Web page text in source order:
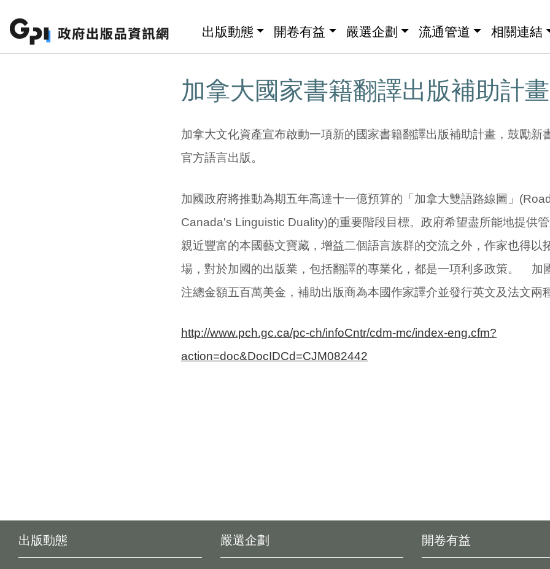
出版動態 開卷有益 嚴選企劃 流通管道 相關連結
加拿大國家書籍翻譯出版補助計畫
加拿大文化資產宣布啟動一項新的國家書籍翻譯出版補助計畫，鼓勵新
官方語言出版。
加國政府將推動為期五年高達十一億預算的「加拿大雙語路線圖」
Canada's Linguistic Duality)的重要階段目標。政府希望盡所能地提供
親近豐富的本國藝文寶藏，增益二個語言族群的交流之外，作家也得以
場，對於加國的出版業，包括翻譯的專業化，都是一項利多政策。 加
注總金額五百萬美金，補助出版商為本國作家譯介並發行英文及法文兩
http://www.pch.gc.ca/pc-ch/infoCntr/cdm-mc/index-eng.cfm?
action=doc&DocIDCd=CJM082442
出版動態 開卷有益
嚴選企劃